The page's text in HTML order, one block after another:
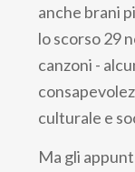
anche brani
lo scorso 29
canzoni -
culturale e
Ma gli